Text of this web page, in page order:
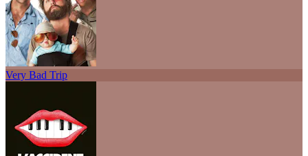
Very Bad Trip